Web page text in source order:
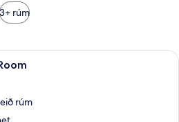
3+ rúm
Rúmföt af bestu gerð, rúm með
rúm